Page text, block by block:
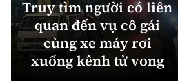
Truy tìm người có liên
quan đến vụ cô gái
cùng xe máy rơi
xuống kênh tử vong